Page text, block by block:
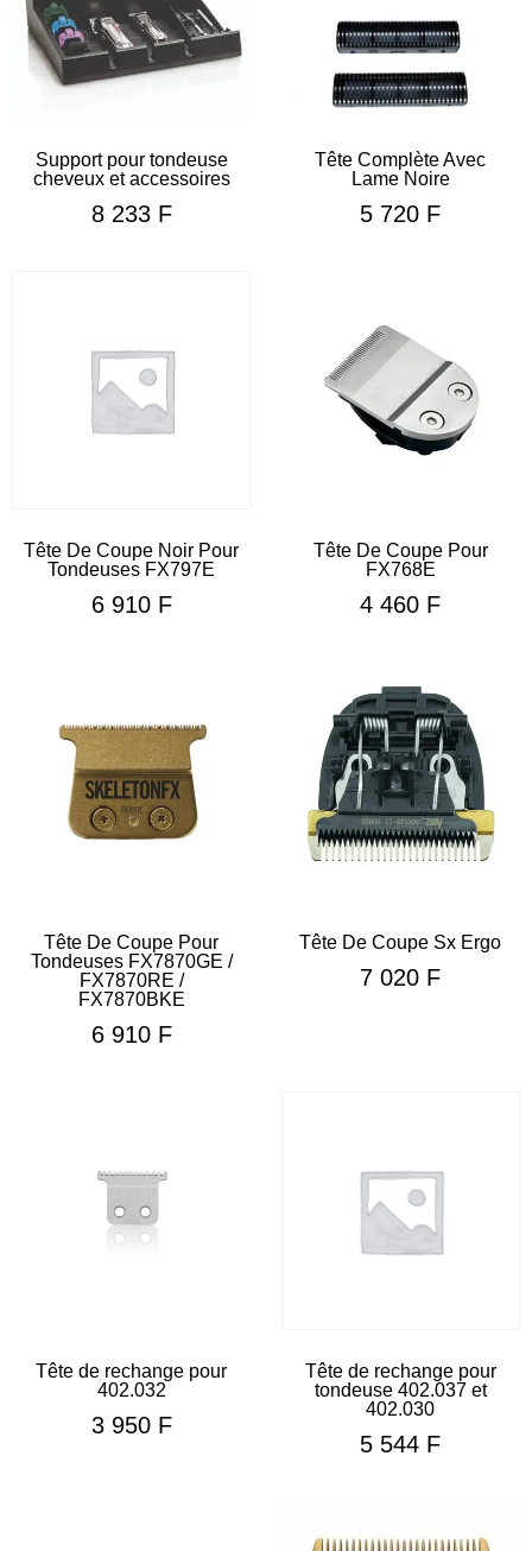
Support pour tondeuse
cheveux et accessoires
8 233 F
Tête Complète Avec
Lame Noire
5 720 F
Tête De Coupe Noir Pour
Tondeuses FX797E
6 910 F
Tête De Coupe Pour
FX768E
4 460 F
Tête De Coupe Pour
Tondeuses FX7870GE /
FX7870RE /
FX7870BKE
6 910 F
Tête De Coupe Sx Ergo
7 020 F
Tête de rechange pour
402.032
3 950 F
Tête de rechange pour
tondeuse 402.037 et
402.030
5 544 F